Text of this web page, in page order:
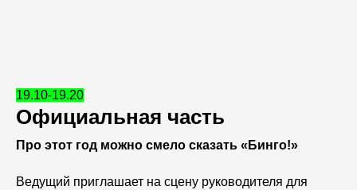
19.10-19.20
Официальная часть
Про этот год можно смело сказать «Бинго!»
Ведущий приглашает на сцену руководителя для